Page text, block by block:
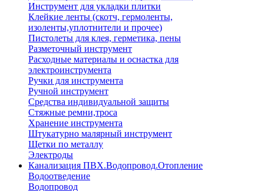
Инструмент для укладки плитки
Клейкие ленты (скотч, гермоленты,
изоленты,уплотнители и прочее)
Пистолеты для клея, герметика, пены
Разметочный инструмент
Расходные материалы и оснастка для
электроинструмента
Ручки для инструмента
Ручной инструмент
Средства индивидуальной защиты
Стяжные ремни,троса
Хранение инструмента
Штукатурно малярный инструмент
Щетки по металлу
Электроды
Канализация ПВХ.Водопровод.Отопление
Водоотведение
Водопровод